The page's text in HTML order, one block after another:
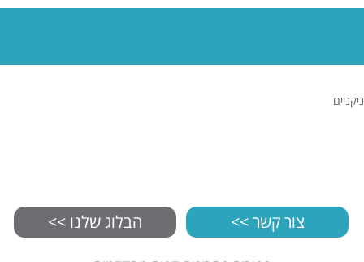
ניקניים
צור קשר >> הבלוג שלנו >>